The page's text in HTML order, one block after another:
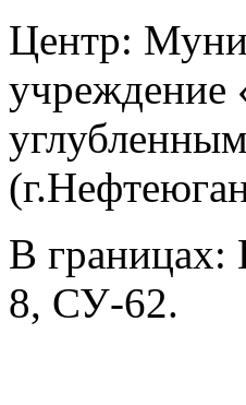
Центр:
учреждение
В
8, СУ-62.